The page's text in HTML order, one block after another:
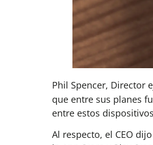
Phil Spencer, Director
que entre sus planes
entre estos
Al respecto, el CEO